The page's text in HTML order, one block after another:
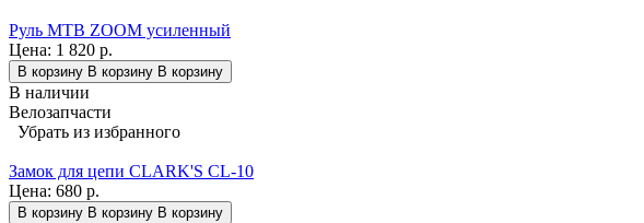
Руль МТВ ZOOM усиленный
Цена: 1 820 р.
В корзину В корзину В корзину
В наличии
Велозапчасти
Убрать из избранного
Замок для цепи CLARK'S CL-10
Цена: 680 р.
В корзину В корзину В корзину